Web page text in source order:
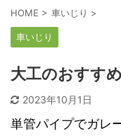
HOME > 車いじり >
車いじり
大工のおすす
2023年10月1日
単管パイプでガレ